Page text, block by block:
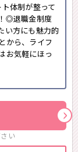
体制が整って
◎退職金制度
い方にも魅力的
から、ライフ
お気軽にほっ
い